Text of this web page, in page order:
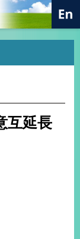
互延長